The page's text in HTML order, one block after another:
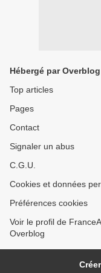
Hébergé par Overblog
Top articles
Pages
Contact
Signaler un abus
C.G.U.
Cookies et données
Préférences cookies
Voir le profil de
Overblog